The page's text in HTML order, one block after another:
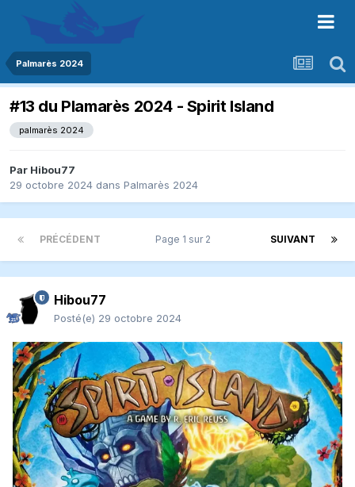
Palmarès 2024
#13 du Plamarès 2024 - Spirit Island
palmarès 2024
Par Hibou77
29 octobre 2024 dans Palmarès 2024
PRÉCÉDENT SUIVANT
Page 1 sur 2
Hibou77
Posté(e) 29 octobre 2024